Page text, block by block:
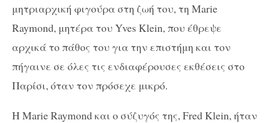
μητριαρχική φιγούρα στη ζωή του, τη Marie
Raymond, μητέρα του Yves Klein, που έθρεψε
αρχικά το πάθος του για την επιστήμη και τον
πήγαινε σε όλες τις ενδιαφέρουσες εκθέσεις στο
Παρίσι, όταν τον πρόσεχε μικρό.
Η MarieRaymondκαι ο σύζυγός της, FredKlein, ήταν